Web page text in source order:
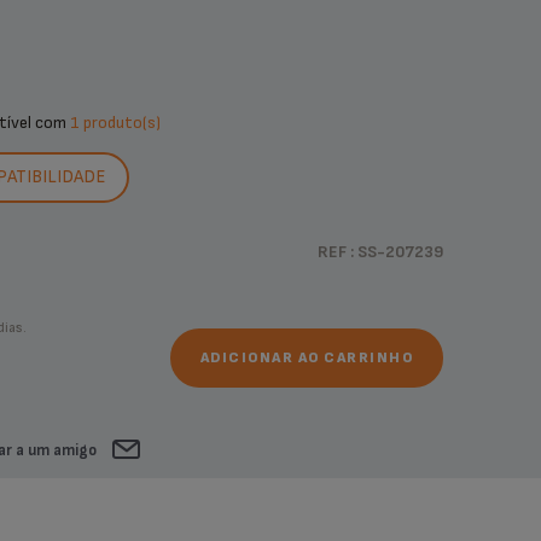
com 1 produto(s)
REF : SS-207239
ADICIONAR AO CARRINHO
a um amigo